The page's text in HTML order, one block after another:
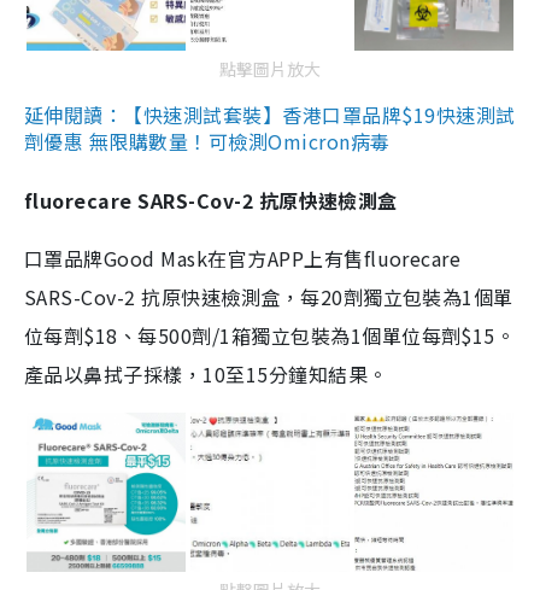
點擊圖片放大
延伸閱讀：【快速測試套裝】香港口罩品牌$19快速測試
劑優惠 無限購數量！可檢測Omicron病毒
fluorecare SARS-Cov-2 抗原快速檢測盒
口罩品牌Good Mask在官方APP上有售fluorecare
SARS-Cov-2 抗原快速檢測盒，每20劑獨立包裝為1個單
位每劑$18、每500劑/1箱獨立包裝為1個單位每劑$15。
產品以鼻拭子採樣，10至15分鐘知結果。